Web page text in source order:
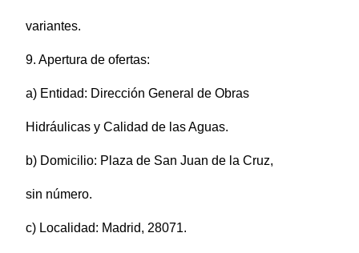
variantes.
9. Apertura de ofertas:
a) Entidad: Dirección General de Obras
Hidráulicas y Calidad de las Aguas.
b) Domicilio: Plaza de San Juan de la Cruz,
sin número.
c) Localidad: Madrid, 28071.